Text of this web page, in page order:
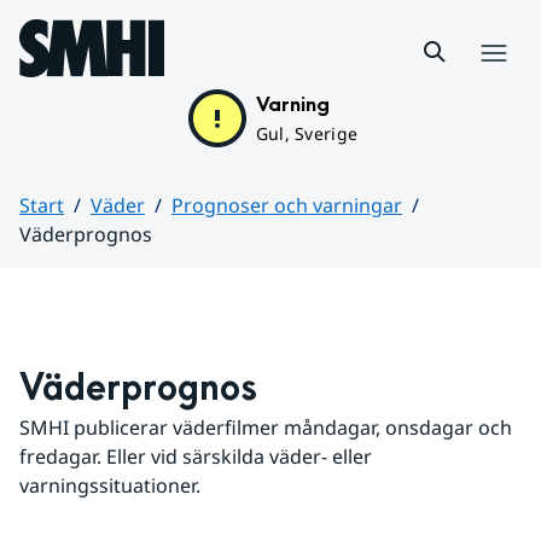
Hoppa till sidans innehåll
Varning
Gul, Sverige
Start Väder
Prognoser och varningar
Väderprognos
Väderprognos
SMHI publicerar väderfilmer måndagar, onsdagar och
fredagar. Eller vid särskilda väder- eller
varningssituationer.